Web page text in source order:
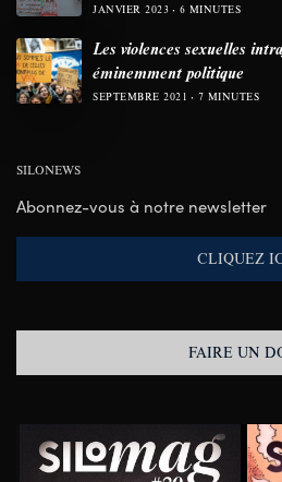
JANVIER 2023 6 MINUTES
Les violences sexuelles
éminemment politique
SEPTEMBRE 2021 7 MINUTES
SILONEWS
Abonnez-vous à notre newsletter
CLIQUEZ
FAIRE UN